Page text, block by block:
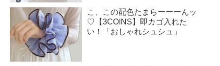
こ、この配色たまらーーーんッ
♡【3COINS】即カゴ入れた
い！「おしゃれシュシュ」